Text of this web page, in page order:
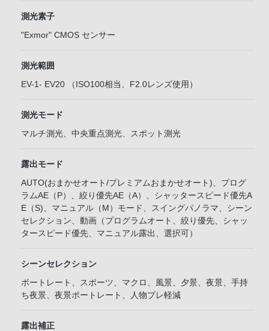
測光素子
"Exmor" CMOS センサー
測光範囲
EV-1- EV20 （ISO100相当、F2.0レンズ使用）
測光モード
マルチ測光、中央重点測光、スポット測光
露出モード
AUTO(おまかせオート/プレミアムおまかせオート)、プログ
ラムAE（P）、絞り優先AE（A）、シャッタースピード優先A
E（S)、マニュアル（M）モード、スイングパノラマ、シーン
セレクション、動画（プログラムオート、絞り優先、シャッ
タースピード優先、マニュアル露出、選択可）
シーンセレクション
ポートレート、スポーツ、マクロ、風景、夕景、夜景、手持
ち夜景、夜景ポートレート、人物ブレ軽減
露出補正